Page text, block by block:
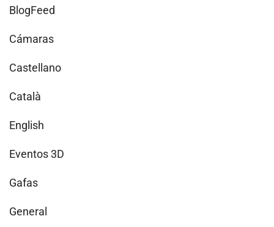
BlogFeed
Cámaras
Castellano
Català
English
Eventos 3D
Gafas
General